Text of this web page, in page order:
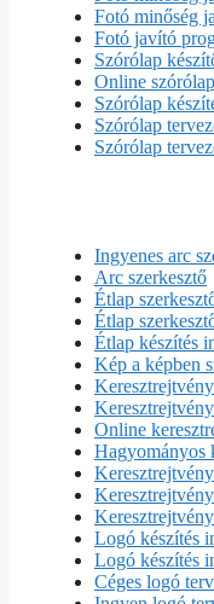
Fotó minőség
Fotó javító
Szórólap
Online
Szórólap
Szórólap
Szórólap
Ingyenes arc
Arc szerkesztő
Étlap
Étlap
Étlap készítés
Kép a képben
Online
Hagyományos
Logó készítés
Logó készítés
Céges logó